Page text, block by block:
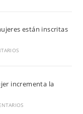
están inscritas
incrementa la